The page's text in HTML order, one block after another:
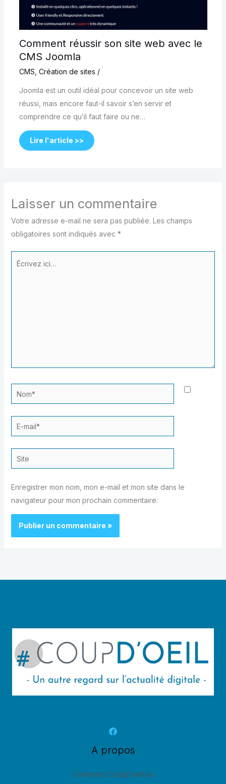
Comment réussir son site web avec le
CMS Joomla
CMS Création de sites /
Joomla est un outil idéal pour concevoir un site web
réussi, mais encore faut-il savoir s’en servir et
comprendre ce qu’il faut faire ou ne…
Lire l'article >>
Laisser un commentaire
Votre adresse e-mail ne sera pas publiée. Les champs
obligatoires sont indiqués avec *
Nom*
E-
mail*
Site
Enregistrer mon nom, mon e-mail et mon site dans le
navigateur pour mon prochain commentaire.
A propos
Contactez CoupDoeil.eu